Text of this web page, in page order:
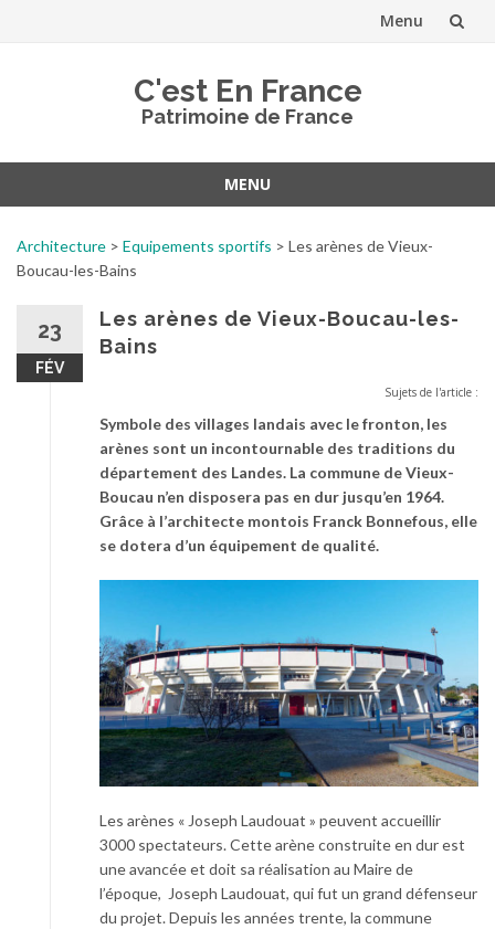
Menu
C'est En France
Patrimoine de France
MENU
contenu
Architecture > Equipements sportifs > Les arènes de Vieux-
Boucau-les-Bains
23
FÉV
Les arènes de Vieux-Boucau-les-
Bains
Sujets de l'article :
Symbole des villages landais avec le fronton, les
arènes sont un incontournable des traditions du
département des Landes. La commune de Vieux-
Boucau n’en disposera pas en dur jusqu’en 1964.
Grâce à l’architecte montois Franck Bonnefous, elle
se dotera d’un équipement de qualité.
Les arènes « Joseph Laudouat » peuvent accueillir
3000 spectateurs. Cette arène construite en dur est
une avancée et doit sa réalisation au Maire de
l’époque, Joseph Laudouat, qui fut un grand défenseur
du projet. Depuis les années trente, la commune